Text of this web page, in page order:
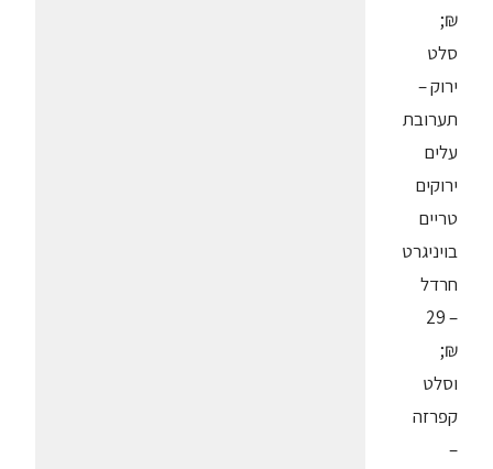
₪;
סלט
ירוק –
תערובת
עלים
ירוקים
טריים
בויניגרט
חרדל
– 29
₪;
וסלט
קפרזה
–